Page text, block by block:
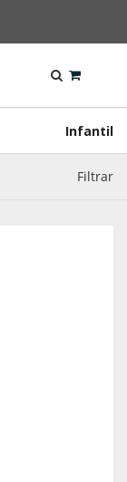
Infantil
Filtrar